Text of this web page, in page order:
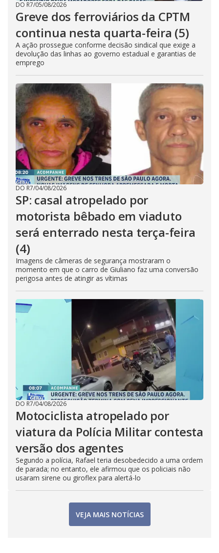
DO R7/05/08/2026
Greve dos ferroviários da CPTM
continua nesta quarta-feira (5)
A ação prossegue conforme decisão sindical que exige a
devolução das linhas ao governo estadual e garantias de
emprego
DO R7/04/08/2026
SP: casal atropelado por
motorista bêbado em viaduto
será enterrado nesta terça-feira
(4)
Imagens de câmeras de segurança mostraram o
momento em que o carro de Giuliano faz uma conversão
perigosa antes de atingir as vítimas
DO R7/04/08/2026
Motociclista atropelado por
viatura da Polícia Militar contesta
versão dos agentes
Segundo a polícia, Rafael teria desobedecido a uma ordem
de parada; no entanto, ele afirmou que os policiais não
usaram sirene ou giroflex para alertá-lo
VEJA MAIS NOTÍCIAS